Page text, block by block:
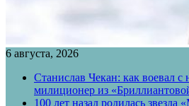
6 августа, 2026
Станислав Чекан: как воевал с
милиционер из
100 лет назад родилась звезда